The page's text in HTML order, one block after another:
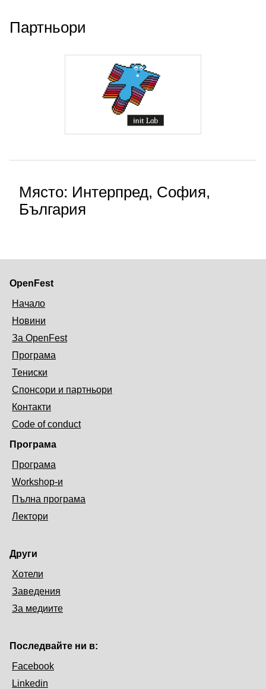
Партньори
Място: Интерпред, София,
България
OpenFest
Начало
Новини
За OpenFest
Програма
Тениски
Спонсори и партньори
Контакти
Code of conduct
Програма
Програма
Workshop-и
Пълна програма
Лектори
Други
Хотели
Заведения
За медиите
Последвайте ни в:
Facebook
Linkedin